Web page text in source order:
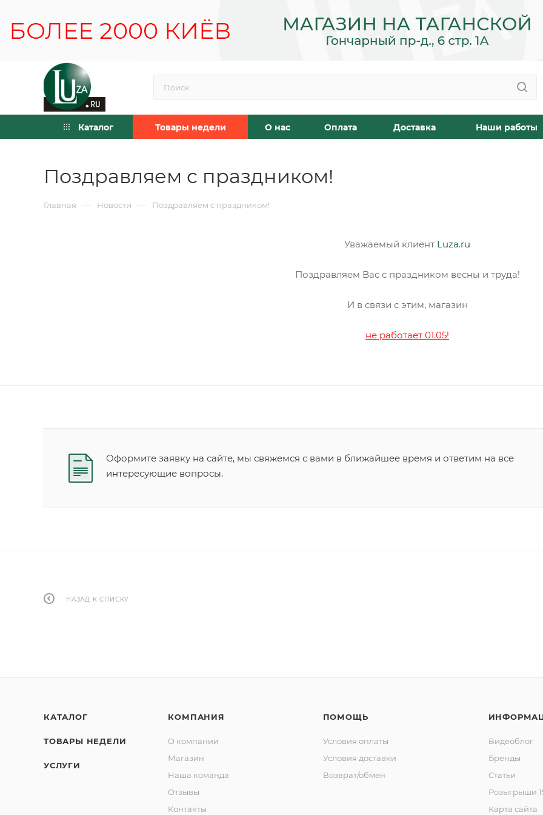
Каталог Товары недели О нас Оплата Доставка Наши работы
Поздравляем с праздником!
Главная — Новости — Поздравляем с праздником!
Уважаемый клиент Luza.ru
Поздравляем Вас с праздником весны и труда!
И в связи с этим, магазин
не работает 01.05!
Оформите заявку на сайте, мы свяжемся с вами в ближайшее время и ответим на все
интересующие вопросы.
НАЗАД К СПИСКУ
КАТАЛОГ
ТОВАРЫ НЕДЕЛИ
УСЛУГИ
КОМПАНИЯ
О компании
Магазин
Наша команда
Отзывы
Контакты
ПОМОЩЬ
Условия оплаты
Условия доставки
Возврат/обмен
Видеоблог
Бренды
Статьи
Розыгрыши
Карта сайта